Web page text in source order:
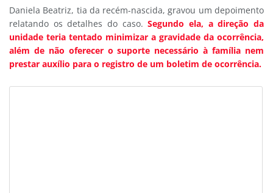
Daniela Beatriz, tia da recém-nascida, gravou um depoimento
relatando os detalhes do caso.Segundo ela, a direção da
unidade teria tentado minimizar a gravidade da ocorrência,
além de não oferecer o suporte necessário à família nem
prestar auxílio para o registro de um boletim de ocorrência.